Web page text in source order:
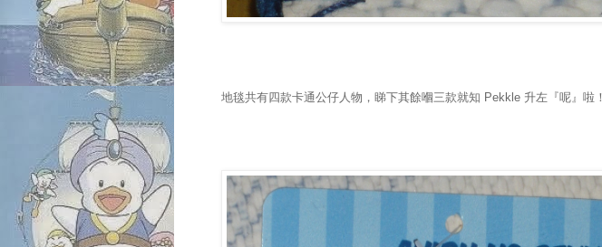
地毯共有四款卡通公仔人物，睇下其餘嗰三款就知 Pekkle 升左『呢』啦！